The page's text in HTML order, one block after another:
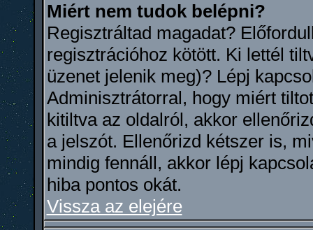
Miért nem tudok belépni?
Regisztráltad magadat?
regisztrációhoz kötött. Ki lettél
üzenet jelenik meg)? Lépj
Adminisztrátorral, hogy miért
kitiltva az oldalról, akkor
a jelszót. Ellenőrizd kétszer is,
mindig fennáll, akkor lépj
hiba pontos okát.
Vissza az elejére